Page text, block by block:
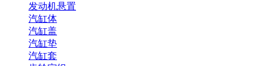
发动机悬置
汽缸体
汽缸盖
汽缸垫
汽缸套